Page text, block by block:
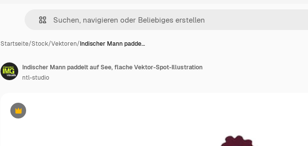
Startseite/Stock/Vektoren/Indischer Mann padde…
Premium
Indischer Mann paddelt auf See, flache Vektor-Spot-Illustration
ntl-studio